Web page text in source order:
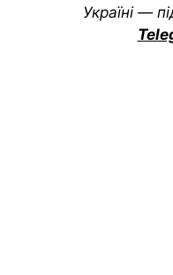
Україні —